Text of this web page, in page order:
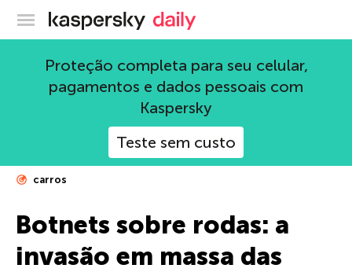
Blog oficial da Kaspersky
Proteção completa para seu celular,
pagamentos e dados pessoais com
Kaspersky
Teste sem custo
carros
Botnets sobre rodas: a
invasão em massa das